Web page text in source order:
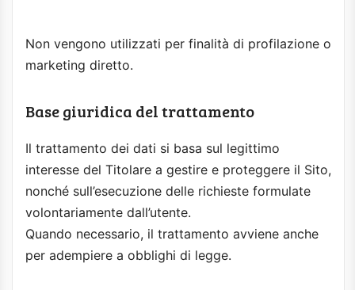
Non vengono utilizzati per finalità di profilazione o
marketing diretto.
Base giuridica del trattamento
Il trattamento dei dati si basa sul legittimo
interesse del Titolare a gestire e proteggere il Sito,
nonché sull’esecuzione delle richieste formulate
volontariamente dall’utente.
Quando necessario, il trattamento avviene anche
per adempiere a obblighi di legge.